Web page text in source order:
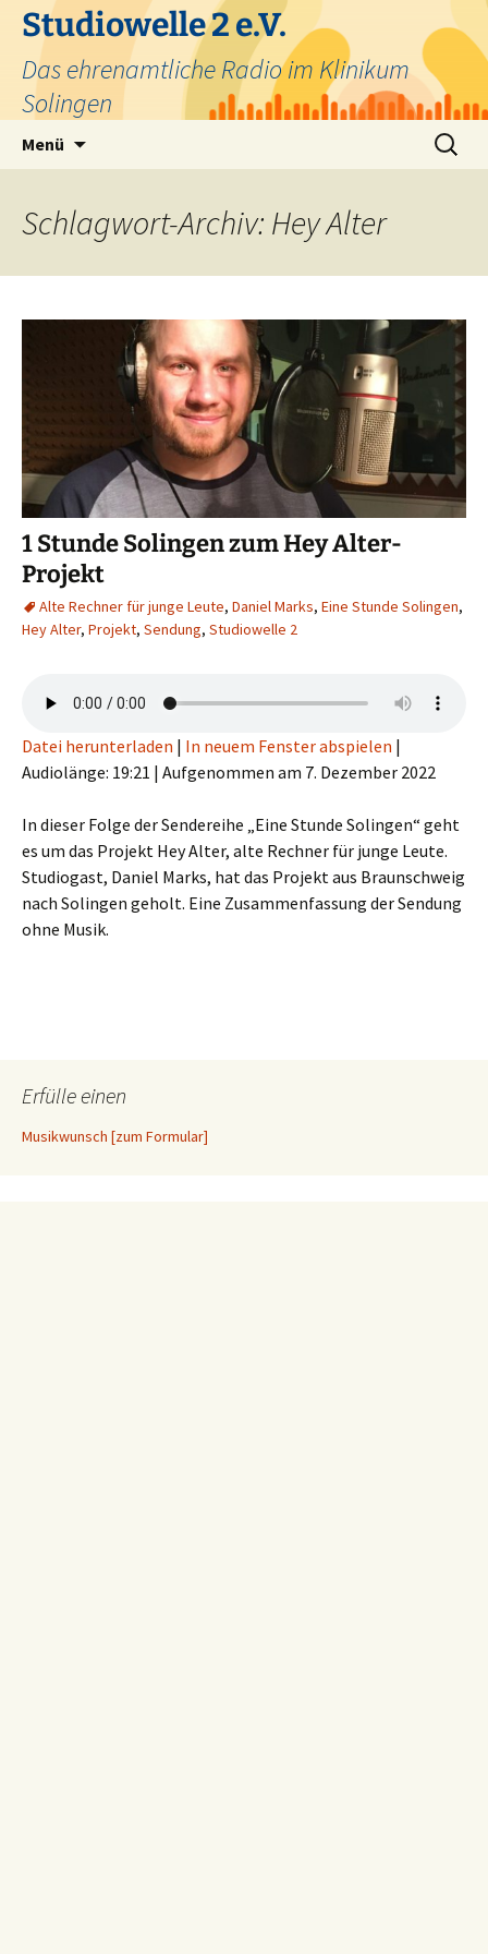
Zum
Inhalt
springen
Studiowelle 2 e.V.
Das ehrenamtliche Radio im Klinikum
Solingen
Menü
Suchen
nach:
Schlagwort-Archiv: Hey Alter
1 Stunde Solingen zum Hey Alter-
Projekt
Alte Rechner für junge Leute, Daniel Marks, Eine Stunde Solingen,
Hey Alter, Projekt, Sendung, Studiowelle 2
Datei herunterladen | In neuem Fenster abspielen |
Audiolänge: 19:21 | Aufgenommen am 7. Dezember 2022
In dieser Folge der Sendereihe „Eine Stunde Solingen“ geht
es um das Projekt Hey Alter, alte Rechner für junge Leute.
Studiogast, Daniel Marks, hat das Projekt aus Braunschweig
nach Solingen geholt. Eine Zusammenfassung der Sendung
ohne Musik.
Erfülle einen
Musikwunsch [zum Formular]